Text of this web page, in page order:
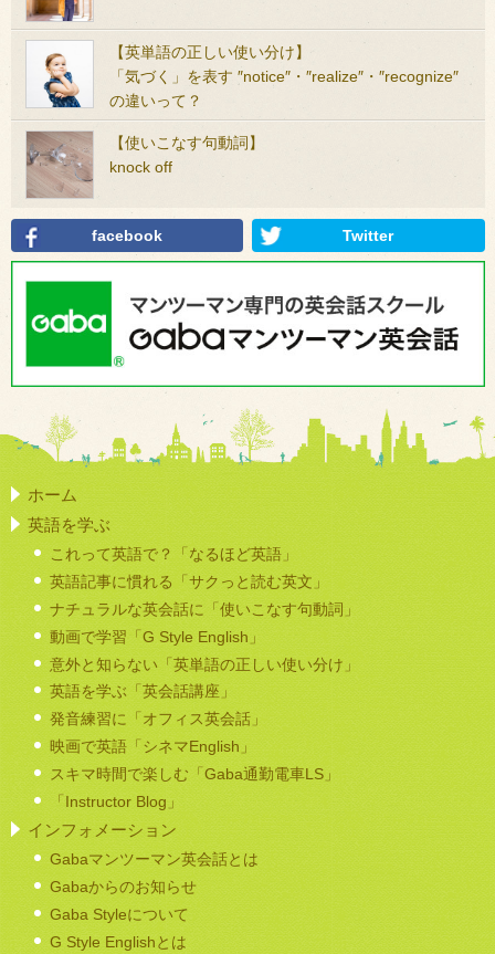
【英単語の正しい使い分け】
「気づく」を表す ″notice″・″realize″・″recognize″
の違いって？
【使いこなす句動詞】
knock off
facebook Twitter
ホーム
英語を学ぶ
これって英語で？「なるほど英語」
英語記事に慣れる「サクっと読む英文」
ナチュラルな英会話に「使いこなす句動詞」
動画で学習「G Style English」
意外と知らない「英単語の正しい使い分け」
英語を学ぶ「英会話講座」
発音練習に「オフィス英会話」
映画で英語「シネマEnglish」
スキマ時間で楽しむ「Gaba通勤電車LS」
「Instructor Blog」
インフォメーション
Gabaマンツーマン英会話とは
Gabaからのお知らせ
Gaba Styleについて
G Style Englishとは